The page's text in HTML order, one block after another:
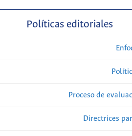
Políticas editoriales
Proceso de
Directrices